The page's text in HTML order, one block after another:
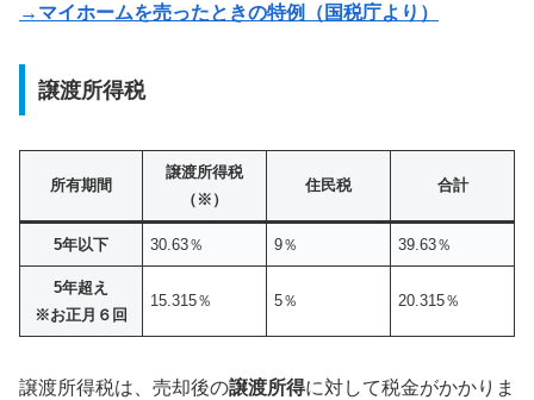
→マイホームを売ったときの特例（国税庁より）
譲渡所得税
所有期間
譲渡所得税
（※）
住民税 合計
5年以下 30.63％ 9％ 39.63％
5年超え
※お正月６回
15.315％ 5％ 20.315％
譲渡所得税は、売却後の譲渡所得に対して税金がかかりま